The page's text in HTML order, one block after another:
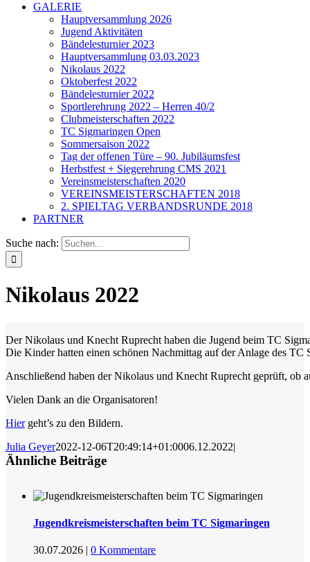
GALERIE
Hauptversammlung 2026
Jugend Aktivitäten
Bändelesturnier 2023
Hauptversammlung 03.03.2023
Nikolaus 2022
Oktoberfest 2022
Bändelesturnier 2022
Sportlerehrung 2022 – Herren 40/2
Clubmeisterschaften 2022
TC Sigmaringen Open
Sommersaison 2022
Tag der offenen Türe – 90. Jubiläumsfest
Herbstfest + Siegerehrung CMS 2021
Vereinsmeisterschaften 2020
VEREINSMEISTERSCHAFTEN 2018
2. SPIELTAG VERBANDSRUNDE 2018
PARTNER
Suche nach:
Nikolaus 2022
Der Nikolaus und Knecht Ruprecht haben die Jugend beim TC
Die Kinder hatten einen schönen Nachmittag auf der Anlage des
Anschließend haben der Nikolaus und Knecht Ruprecht geprüft, ob
Vielen Dank an die Organisatoren!
Hiergeht’s zu den Bildern.
Julia Geyer2022-12-06T20:49:14+01:0006.12.2022|
Ähnliche Beiträge
Jugendkreismeisterschaften beim TC Sigmaringen
30.07.2026 | 0 Kommentare